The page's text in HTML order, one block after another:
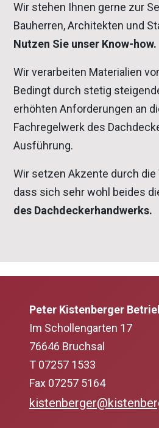
Wir stehen Ihnen gerne zur
Bauherren, Architekten und
Nutzen Sie unser Know-how.
Wir verarbeiten Materialien
Bedingt durch stetig
erhöhten Anforderungen an
Fachregelwerk des
Ausführung.
Wir setzen Akzente durch
dass sich sehr wohl beides
des Dachdeckerhandwerks.
Peter Kistenberger
Im Schollengarten 17
76646 Bruchsal
T 07257 1533
Fax 07257 5164